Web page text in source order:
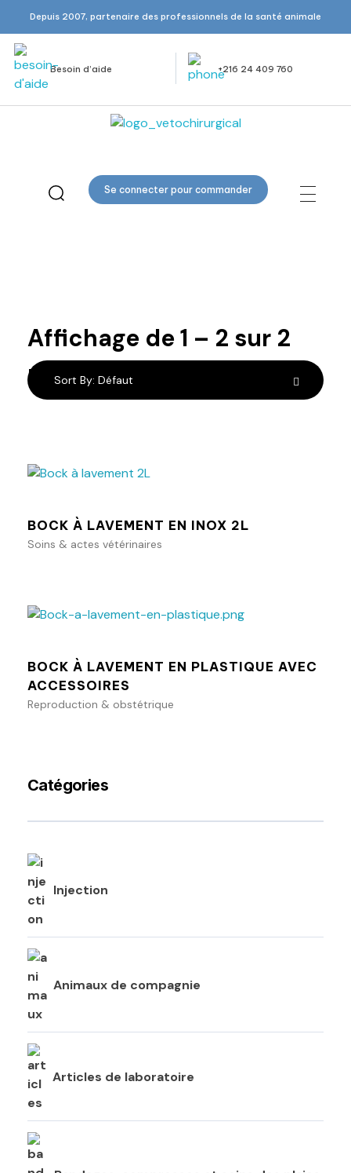
Depuis 2007, partenaire des professionnels de la santé animale
Besoin d’aide +216 24 409 760
Veto Chirurgical
Se connecter pour commander
Affichage de 1 – 2 sur 2
résultats
Sort By: Défaut
BOCK À LAVEMENT EN INOX 2L
Soins & actes vétérinaires
BOCK À LAVEMENT EN PLASTIQUE AVEC
ACCESSOIRES
Reproduction & obstétrique
Catégories
Injection
Animaux de compagnie
Articles de laboratoire